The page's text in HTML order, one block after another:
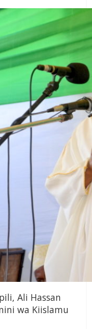
Ali Hassan
wa Kiislamu